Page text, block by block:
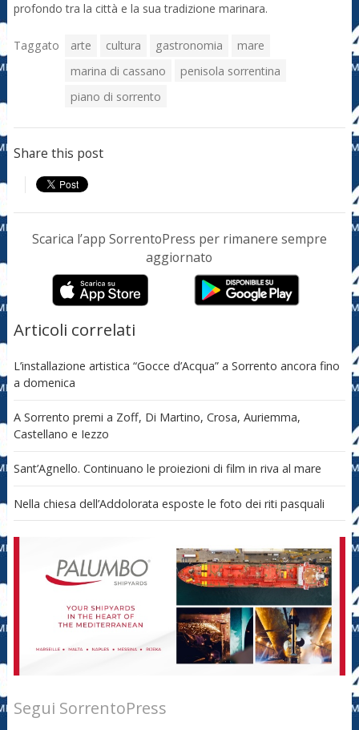
profondo tra la città e la sua tradizione marinara.
Taggato arte cultura gastronomia
mare
marina di cassano
penisola sorrentina
piano di sorrento
Share this post
Scarica l’app SorrentoPress per rimanere sempre
aggiornato
Articoli correlati
L’installazione artistica “Gocce d’Acqua” a Sorrento ancora fino
a domenica
A Sorrento premi a Zoff, Di Martino, Crosa, Auriemma,
Castellano e Iezzo
Sant’Agnello. Continuano le proiezioni di film in riva al mare
Nella chiesa dell’Addolorata esposte le foto dei riti pasquali
Segui SorrentoPress